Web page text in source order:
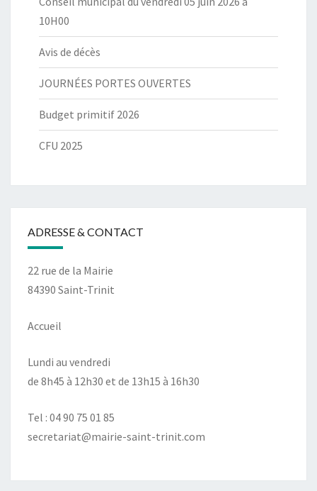
10H00
Avis de décès
JOURNÉES PORTES OUVERTES
Budget primitif 2026
CFU 2025
ADRESSE & CONTACT
22 rue de la Mairie
84390 Saint-Trinit
Accueil
Lundi au vendredi
de 8h45 à 12h30 et de 13h15 à 16h30
Tel : 04 90 75 01 85
secretariat@mairie-saint-trinit.com